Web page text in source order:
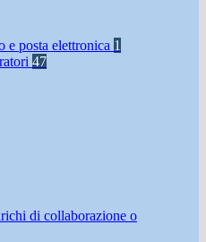
e posta elettronica 1
47
di collaborazione o